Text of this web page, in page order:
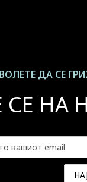
ДА СЕ
НА